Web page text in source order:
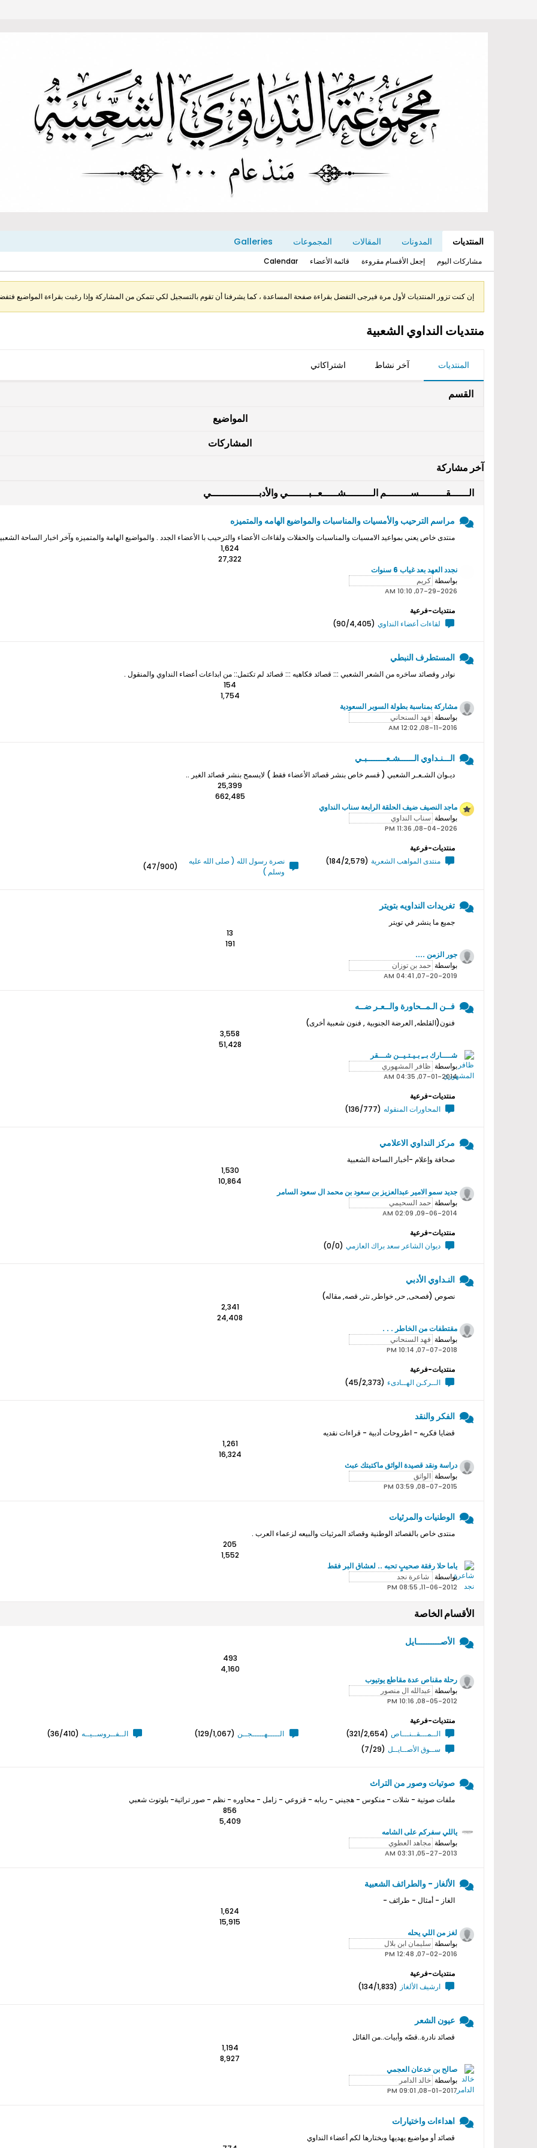
المنتديات المدونات المقالات المجموعات Galleries
مشاركات اليوم إجعل الأقسام مقروءة قائمة الأعضاء Calendar
إن كنت تزور المنتديات لأول مرة فيرجى التفضل بقراءة صفحة المساعدة ، كما يشرفنا أن تقوم بالتسجيل لكي تتمكن من المشاركة وإذا رغبت بقراءة المواضيع
منتديات النداوي الشعبية
المنتديات آخر نشاط اشتراكاتي
القسم
المواضيع
المشاركات
آخر مشاركة
الــــــقـــــــــســــــــم الـــــــــشـــــعــبـــــــي والأدبــــــــــــــــي
مراسم الترحيب والأمسيات والمناسبات والمواضيع الهامه والمتميزه
منتدى خاص يعني بمواعيد الامسيات والمناسبات والحفلات ولقاءات الأعضاء والترحيب با الأعضاء الجدد . والمواضيع الهامة والمتميزه وآخر اخبار الساحة
1,624
27,322
نجدد العهد بعد غياب 6 سنوات
بواسطة
07-29-2026, 10:10 AM
منتديات-فرعية
لقاءات أعضاء النداوي (90/4,405)
المستطرف النبطي
نوادر وقصائد ساخره من الشعر الشعبي ::: قصائد فكاهيه ::: قصائد لم تكتمل:: من ابداعات أعضاء النداوي والمنقول .
154
1,754
مشاركة بمناسبة بطولة السوبر السعودية
بواسطة
08-11-2016, 12:02 AM
الـــنـداوي الــــــشـعــــــــبـي
ديـوان الشـعـر الشعبي ( قسم خاص بنشر قصائد الأعضاء فقط ) لايسمح بنشر قصائد الغير ..
25,399
662,485
ماجد النصيف ضيف الحلقة الرابعة سناب النداوي
بواسطة
08-04-2026, 11:36 PM
منتديات-فرعية
منتدى المواهب الشعرية (184/2,579)
نصرة رسول الله ( صلى الله عليه
وسلم )
(47/900)
تغريدات النداويه بتويتر
جميع ما ينشر في تويتر
13
191
جور الزمن ....
بواسطة
07-20-2019, 04:41 AM
فــن الـمــحاورة والــعـر ضــه
فنون(القلطه, العرضة الجنوبية , فنون شعبية أخرى)
3,558
51,428
شــــارك بــِ بـيـتـيــن شـــقر
بواسطة
07-01-2014, 04:35 AM
منتديات-فرعية
المحاورات المنقوله (136/777)
مركز النداوي الاعلامي
صحافة وإعلام -أخبار الساحة الشعبية
1,530
10,864
جديد سمو اﻻمير عبدالعزيز بن سعود بن محمد ال سعود السامر
بواسطة
09-06-2014, 02:09 AM
منتديات-فرعية
ديوان الشاعر سعد براك العازمي (0/0)
النـداوي الأدبي
نصوص (فصحى, حر, خواطر, نثر, قصه, مقاله)
2,341
24,408
مقتطفات من الخاطر . . .
بواسطة
07-07-2018, 10:14 PM
منتديات-فرعية
الــركـن الهــادىء (45/2,373)
الفكر والنقد
قضايا فكريه - اطروحات أدبية - قراءات نقديه
1,261
16,324
دراسة ونقد قصيدة الواثق ماكتبتك عبث
بواسطة
08-07-2015, 03:59 PM
الوطنيات والمرثيات
منتدى خاص بالقصائد الوطنية وقصائد المرثيات والبيعه لزعماء العرب .
205
1,552
ياما حلا رفقة صحيبٍ تحبه .. لعشاق البر فقط
بواسطة
11-06-2012, 08:55 PM
الأقسام الخاصة
الأصــــــــــايل
493
4,160
رحلة مقناص عدة مقاطع يوتيوب
بواسطة
08-05-2012, 10:16 PM
منتديات-فرعية
الــمـــقــنـــاص (321/2,654) الـــــهـــــجــن (129/1,067) الــفــروســيــه (36/410)
ســوق الأصــايــل (7/29)
صوتيات وصور من التراث
ملفات صوتية - شلات - منكوس - هجيني - ربابه - قزوعي - زامل - محاوره - نظم - صور تراثية- بلوتوث شعبي
856
5,409
ياللي سفركم على الشامه
بواسطة
05-27-2013, 03:31 AM
الألغاز - والطرائف الشعبية
الغاز - أمثال - طرائف -
1,624
15,915
لغز من اللي يحله
بواسطة
07-02-2016, 12:48 PM
منتديات-فرعية
ارشيف الألغاز (134/1,833)
عيون الشعر
قصائد نادرة..قصّه وأبيات..من القائل
1,194
8,927
صالح بن خدعان العجمي
بواسطة
08-01-2017, 09:01 PM
اهداءات واختيارات
قصائد أو مواضيع يهديها ويختارها لكم أعضاء النداوي